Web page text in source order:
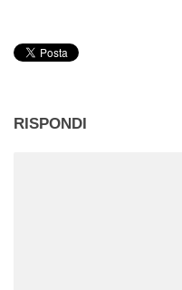
RISPONDI